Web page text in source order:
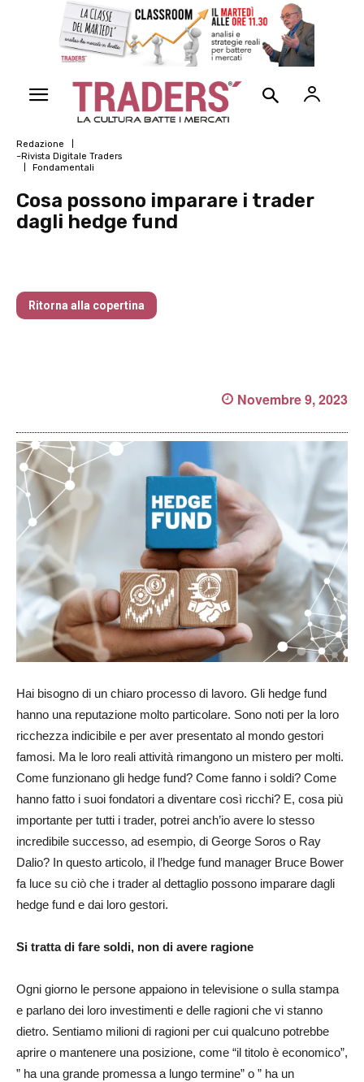
Redazione
~Rivista Digitale Traders
Fondamentali
Cosa possono imparare i trader
dagli hedge fund
Ritorna alla copertina
Novembre 9, 2023
Hai bisogno di un chiaro processo di lavoro. Gli hedge fund
hanno una reputazione molto particolare. Sono noti per la loro
ricchezza indicibile e per aver presentato al mondo gestori
famosi. Ma le loro reali attività rimangono un mistero per molti.
Come funzionano gli hedge fund? Come fanno i soldi? Come
hanno fatto i suoi fondatori a diventare così ricchi? E, cosa più
importante per tutti i trader, potrei anch’io avere lo stesso
incredibile successo, ad esempio, di George Soros o Ray
Dalio? In questo articolo, il l’hedge fund manager Bruce Bower
fa luce su ciò che i trader al dettaglio possono imparare dagli
hedge fund e dai loro gestori.
Si tratta di fare soldi, non di avere ragione
Ogni giorno le persone appaiono in televisione o sulla stampa
e parlano dei loro investimenti e delle ragioni che vi stanno
dietro. Sentiamo milioni di ragioni per cui qualcuno potrebbe
aprire o mantenere una posizione, come “il titolo è economico”,
” ha una grande promessa a lungo termine” o ” ha un